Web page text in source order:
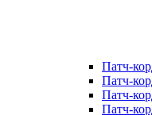
Патч-
Патч-
Патч-
Патч-